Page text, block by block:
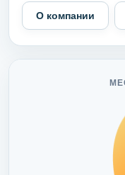
О компании